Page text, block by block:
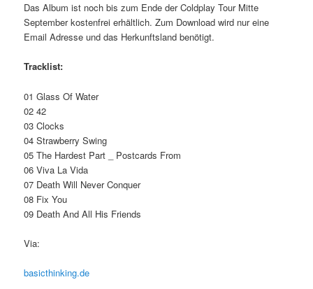
Das Album ist noch bis zum Ende der Coldplay Tour Mitte
September kostenfrei erhältlich. Zum Download wird nur eine
Email Adresse und das Herkunftsland benötigt.
Tracklist:
01 Glass Of Water
02 42
03 Clocks
04 Strawberry Swing
05 The Hardest Part _ Postcards From
06 Viva La Vida
07 Death Will Never Conquer
08 Fix You
09 Death And All His Friends
Via:
basicthinking.de